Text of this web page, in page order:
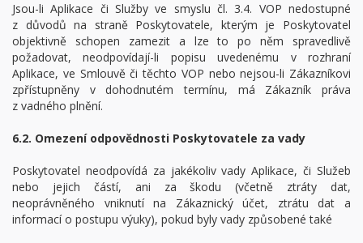
Jsou-li Aplikace či Služby ve smyslu čl. 3.4. VOP nedostupné
z důvodů na straně Poskytovatele, kterým je Poskytovatel
objektivně schopen zamezit a lze to po něm spravedlivě
požadovat, neodpovídají-li popisu uvedenému v rozhraní
Aplikace, ve Smlouvě či těchto VOP nebo nejsou-li Zákazníkovi
zpřístupněny v dohodnutém termínu, má Zákazník práva
z vadného plnění.
6.2. Omezení odpovědnosti Poskytovatele za vady
Poskytovatel neodpovídá za jakékoliv vady Aplikace, či Služeb
nebo jejich částí, ani za škodu (včetně ztráty dat,
neoprávněného vniknutí na Zákaznický účet, ztrátu dat a
informací o postupu výuky), pokud byly vady způsobené také